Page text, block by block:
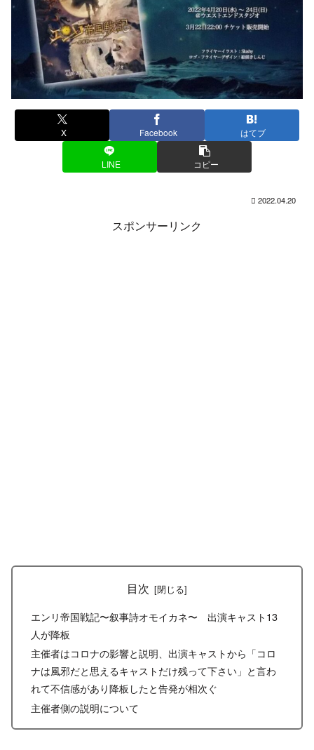
X Facebook はてブ
LINE コピー
2022.04.20
スポンサーリンク
目次
エンリ帝国戦記〜叙事詩オモイカネ〜 出演キャスト13
人が降板
主催者はコロナの影響と説明、出演キャストから「コロ
ナは風邪だと思えるキャストだけ残って下さい」と言わ
れて不信感があり降板したと告発が相次ぐ
主催者側の説明について